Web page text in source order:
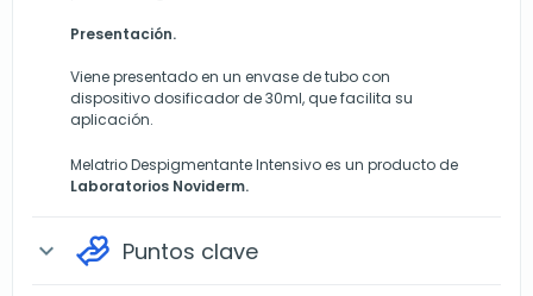
Presentación.
Viene presentado en un envase de tubo con
dispositivo dosificador de 30ml, que facilita su
aplicación.
Melatrio Despigmentante Intensivo es un producto de
Laboratorios Noviderm.
expand_more Puntos clave